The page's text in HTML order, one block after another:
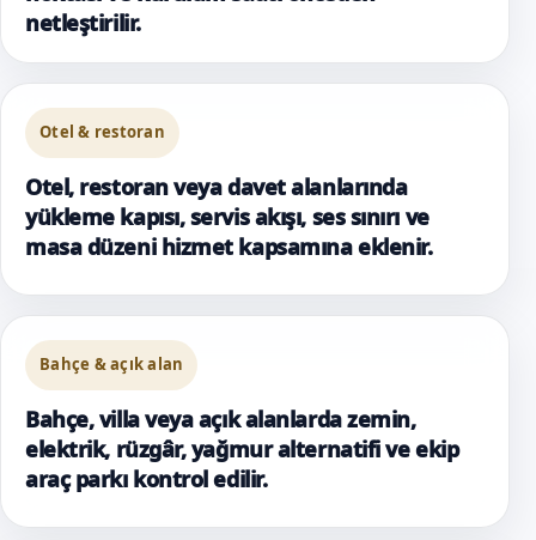
netleştirilir.
Otel & restoran
Otel, restoran veya davet alanlarında
yükleme kapısı, servis akışı, ses sınırı ve
masa düzeni hizmet kapsamına eklenir.
Bahçe & açık alan
Bahçe, villa veya açık alanlarda zemin,
elektrik, rüzgâr, yağmur alternatifi ve ekip
araç parkı kontrol edilir.